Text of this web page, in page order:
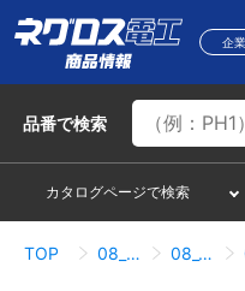
企
品番で検索
カタログページで検索
TOP 08_レースウェイ・サスウェイ 08_02_サスウェイ